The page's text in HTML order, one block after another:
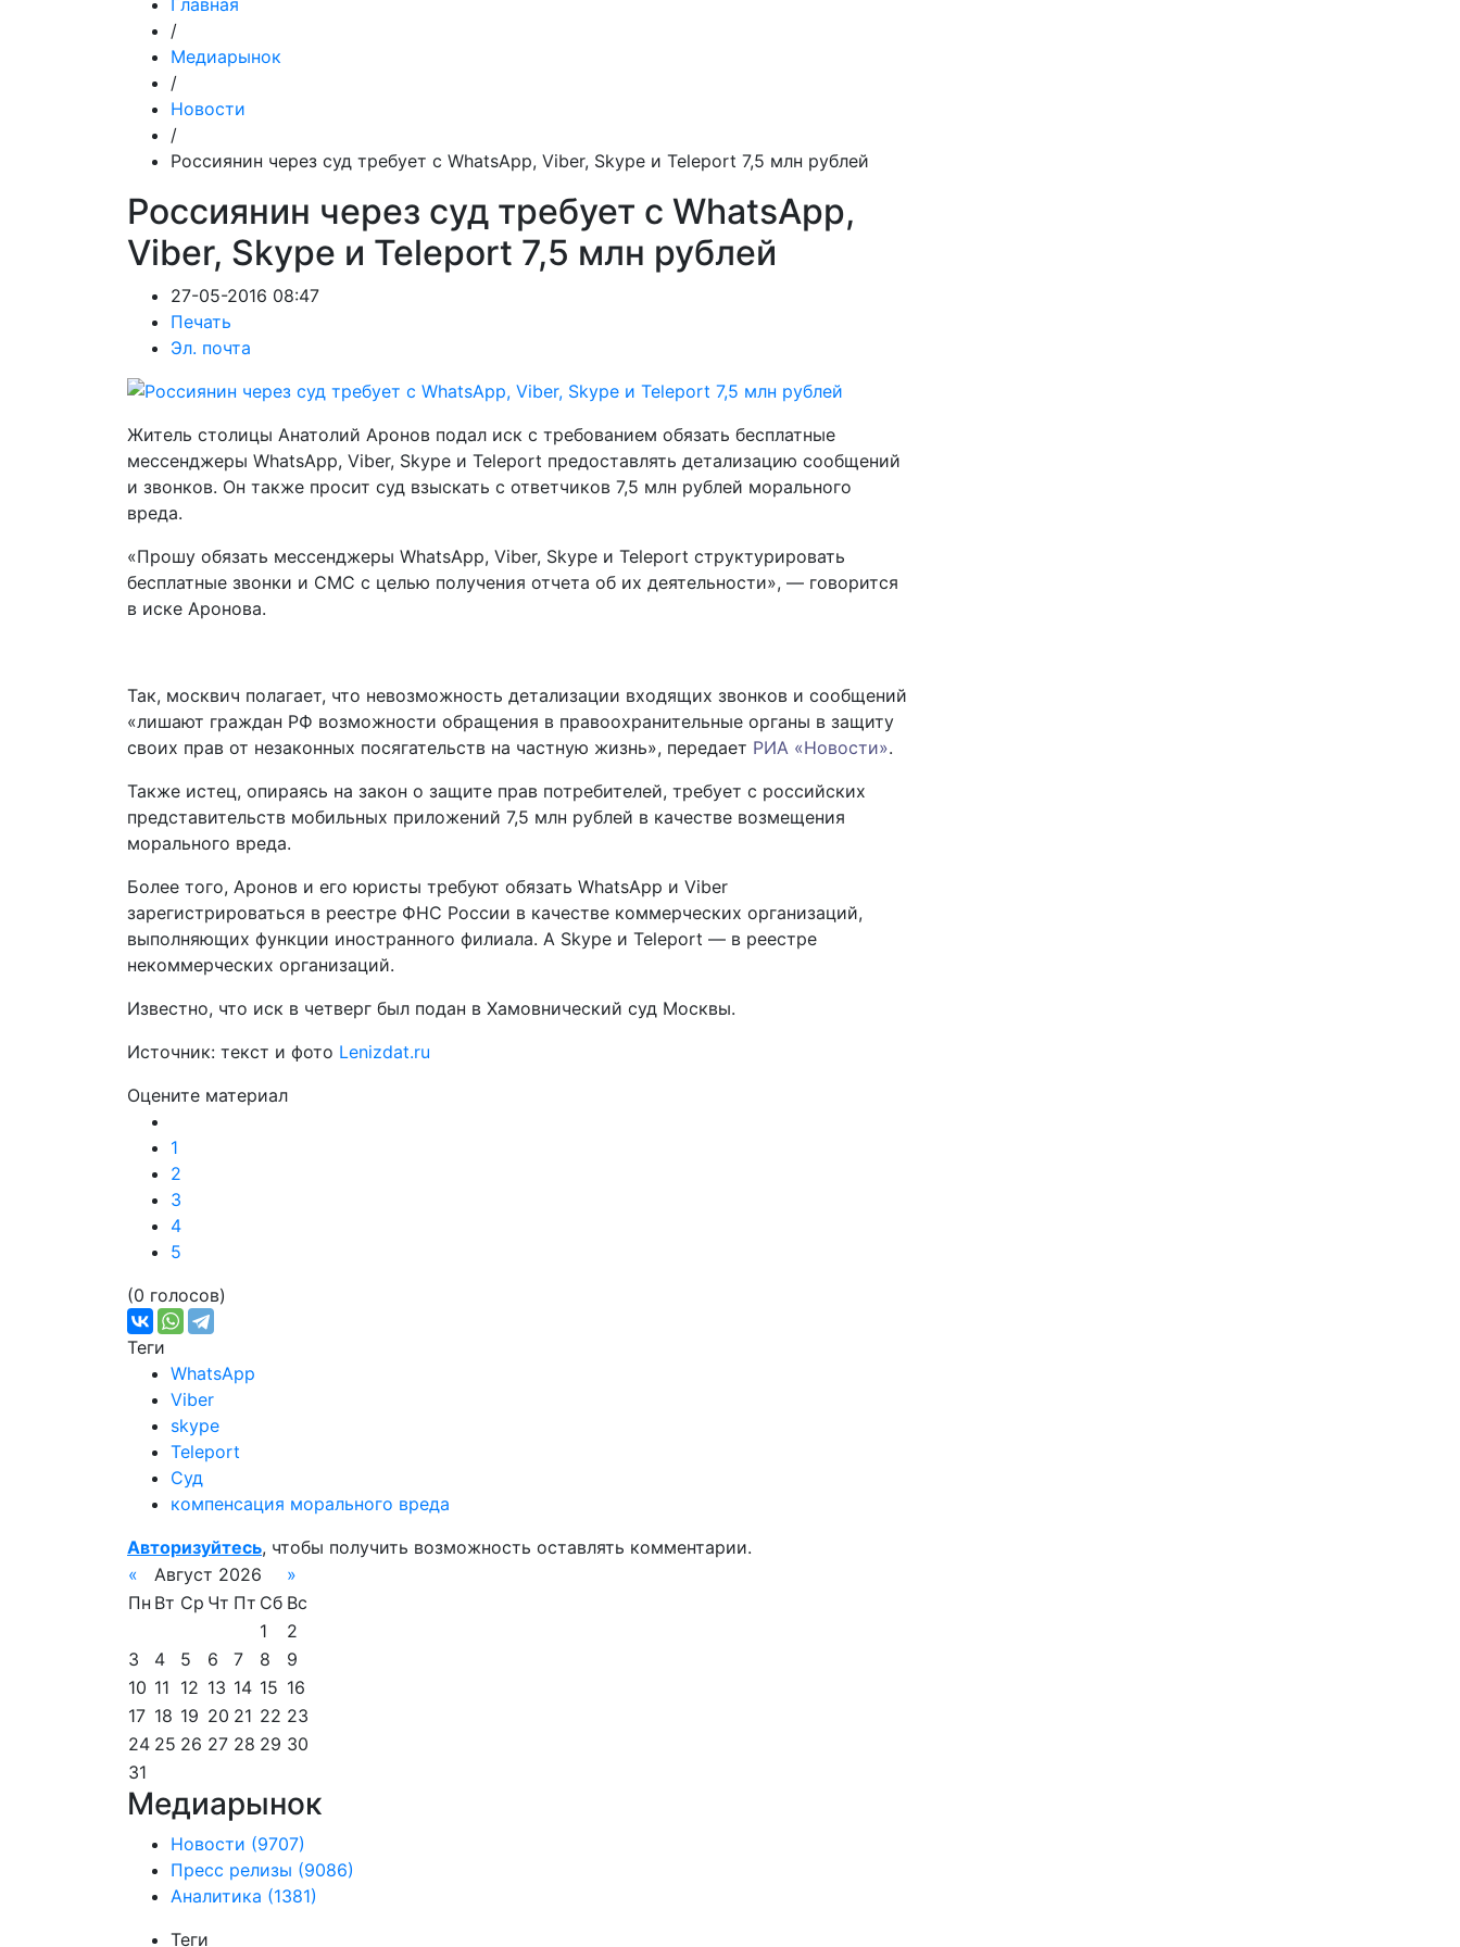
Главная
/
Медиарынок
/
Новости
/
Россиянин через суд требует с WhatsАpp, Viber, Skype и Teleport 7,5 млн рублей
Россиянин через суд требует с WhatsАpp,
Viber, Skype и Teleport 7,5 млн рублей
27-05-2016 08:47
Печать
Эл. почта
Житель столицы Анатолий Аронов подал иск с требованием обязать бесплатные
мессенджеры WhatsАpp, Viber, Skype и Teleport предоставлять детализацию сообщений
и звонков. Он также просит суд взыскать с ответчиков 7,5 млн рублей морального
вреда.
«Прошу обязать мессенджеры WhatsАpp, Viber, Skype и Teleport структурировать
бесплатные звонки и СМС с целью получения отчета об их деятельности», — говорится
в иске Аронова.
Так, москвич полагает, что невозможность детализации входящих звонков и сообщений
«лишают граждан РФ возможности обращения в правоохранительные органы в защиту
своих прав от незаконных посягательств на частную жизнь», передает РИА «Новости».
Также истец, опираясь на закон о защите прав потребителей, требует с российских
представительств мобильных приложений 7,5 млн рублей в качестве возмещения
морального вреда.
Более того, Аронов и его юристы требуют обязать WhatsАpp и Viber
зарегистрироваться в реестре ФНС России в качестве коммерческих организаций,
выполняющих функции иностранного филиала. А Skype и Teleport — в реестре
некоммерческих организаций.
Известно, что иск в четверг был подан в Хамовнический суд Москвы.
Источник: текст и фото Lenizdat.ru
Оцените материал
1
2
3
4
5
(0 голосов)
Теги
WhatsApp
Viber
skype
Teleport
Суд
компенсация морального вреда
Авторизуйтесь, чтобы получить возможность оставлять комментарии.
«
Август 2026
»
Пн Вт Ср Чт Пт Сб Вс
1
2
3
4 5 6 7 8
9
10 11 12 13 14 15 16
17 18 19 20 21 22 23
24 25 26 27 28 29 30
31
Медиарынок
Новости (9707)
Пресс релизы (9086)
Аналитика (1381)
Теги